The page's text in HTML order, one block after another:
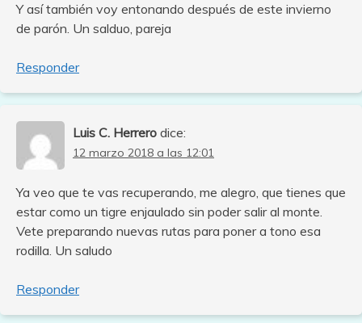
Y así también voy entonando después de este invierno
de parón. Un salduo, pareja
Responder
Luis C. Herrero dice:
12 marzo 2018 a las 12:01
Ya veo que te vas recuperando, me alegro, que tienes que
estar como un tigre enjaulado sin poder salir al monte.
Vete preparando nuevas rutas para poner a tono esa
rodilla. Un saludo
Responder